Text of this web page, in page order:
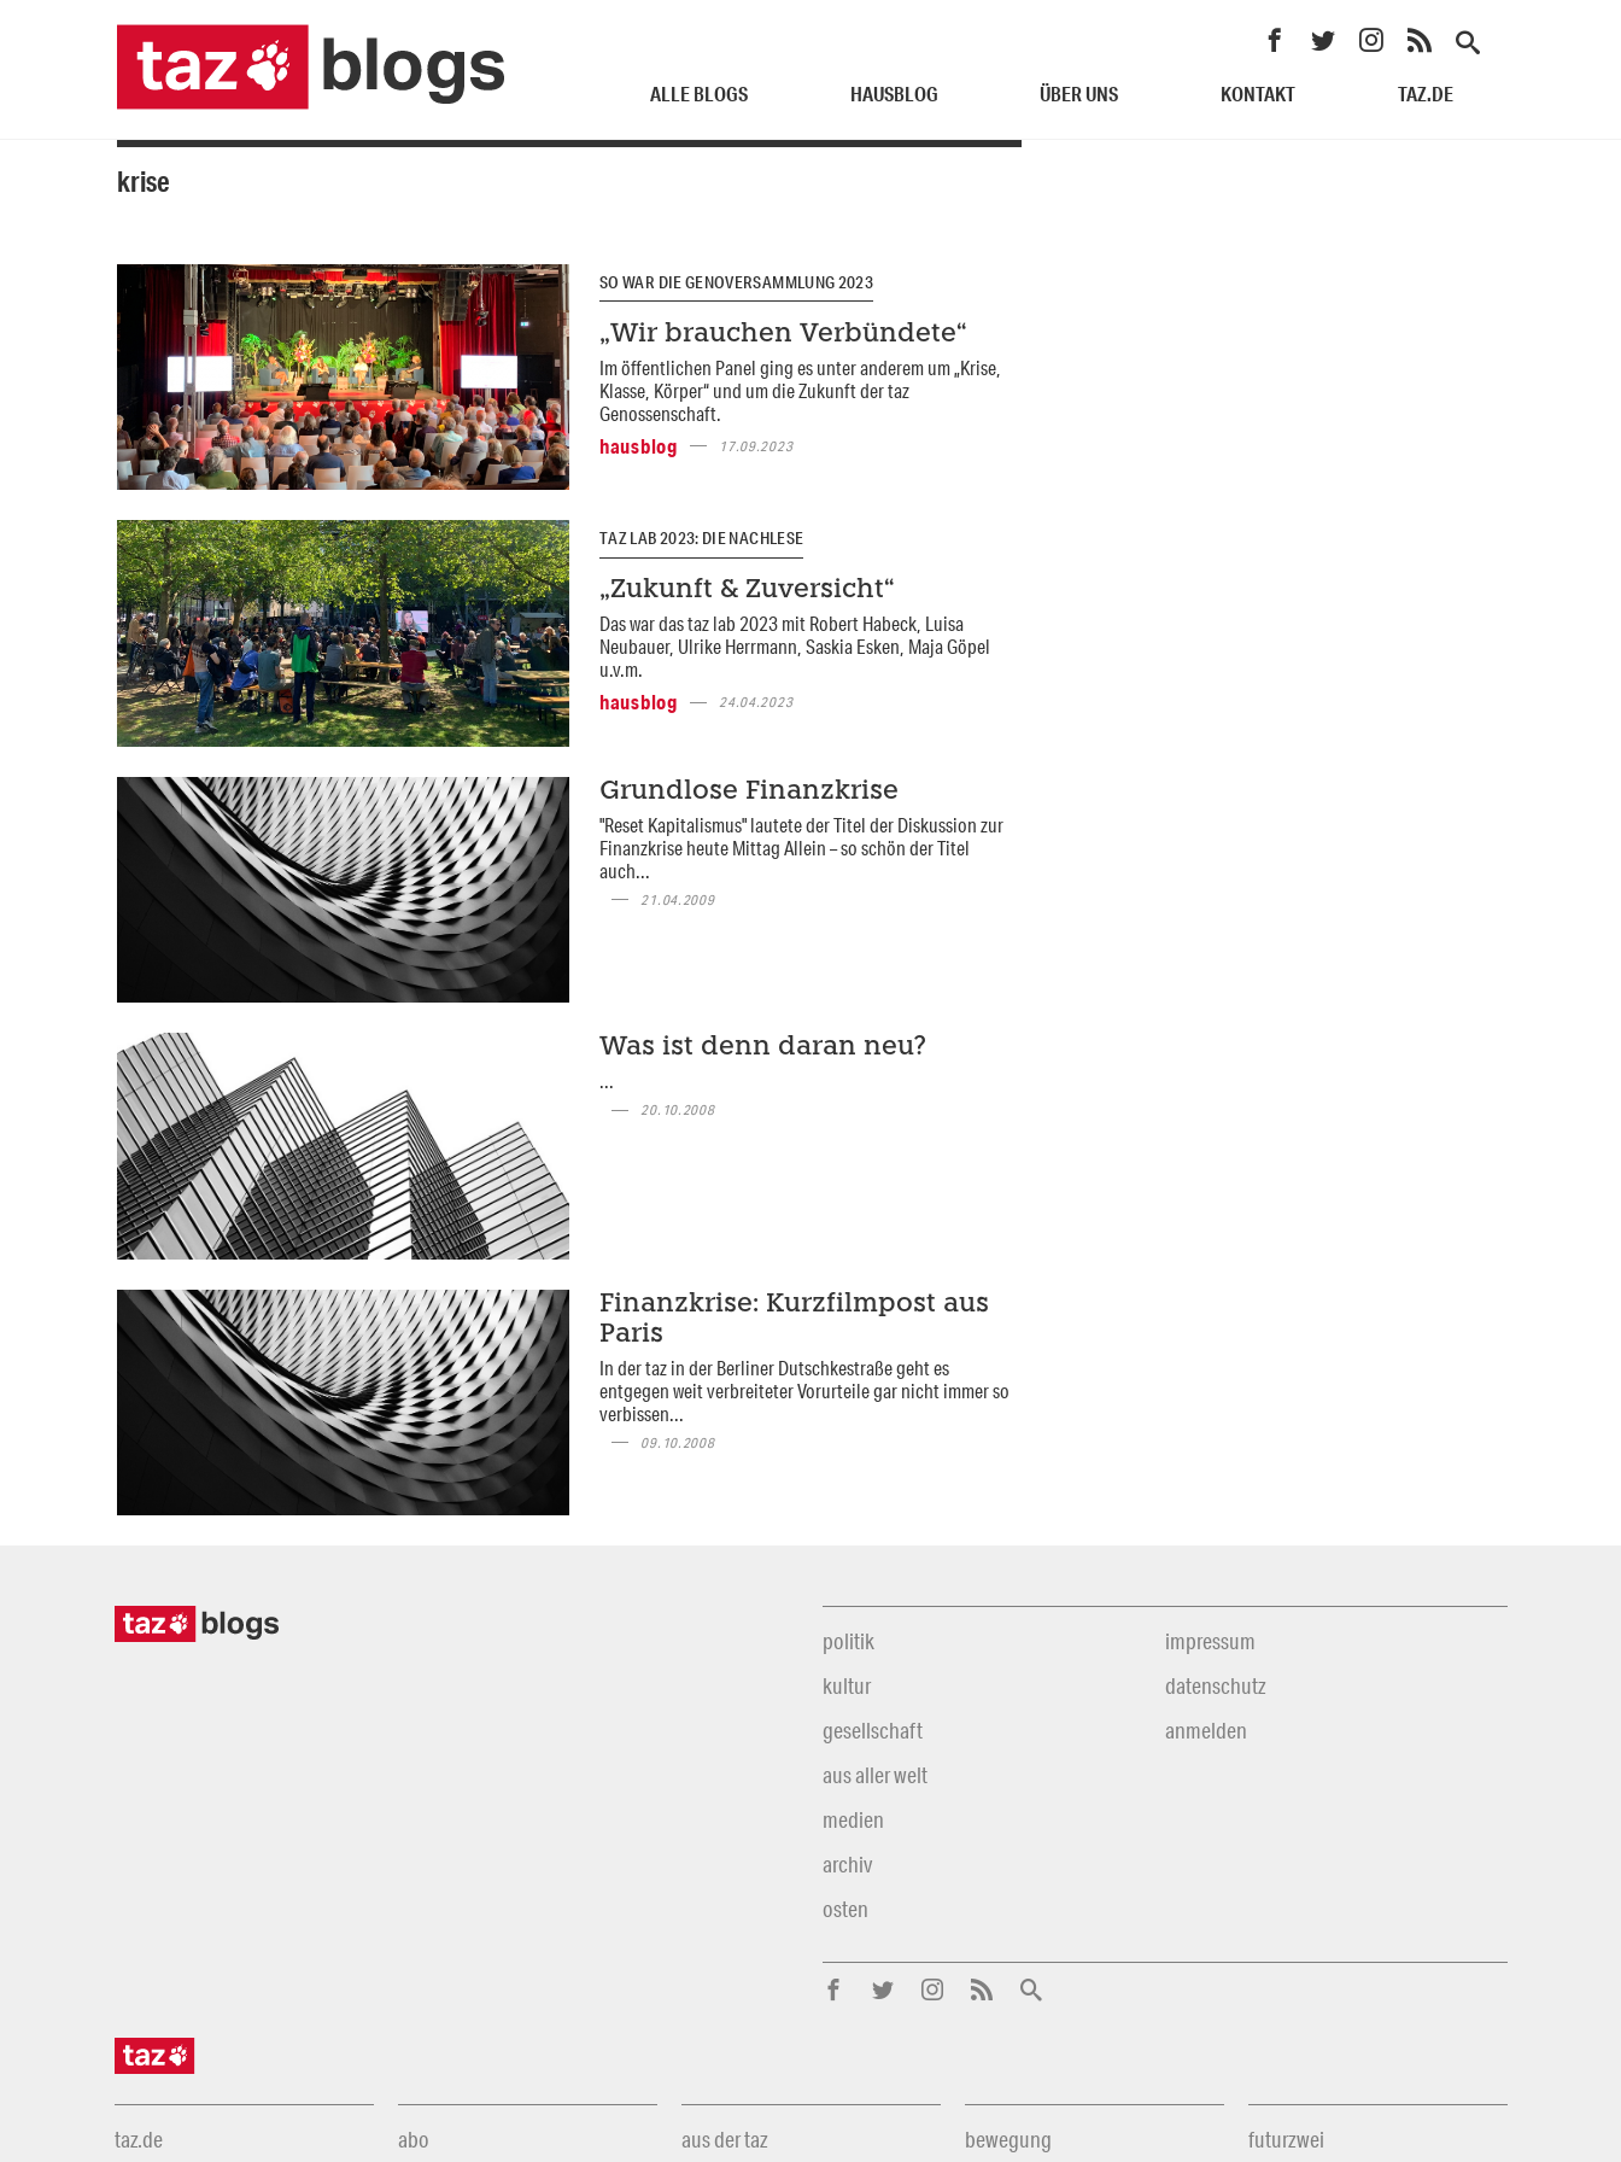
ALLE BLOGS HAUSBLOG ÜBER UNS KONTAKT TAZ.DE
krise
SO WAR DIE GENOVERSAMMLUNG 2023
„Wir brauchen Verbündete“
Im öffentlichen Panel ging es unter anderem um „Krise,
Klasse, Körper“ und um die Zukunft der taz
Genossenschaft.
hausblog
17.09.2023
TAZ LAB 2023: DIE NACHLESE
„Zukunft & Zuversicht“
Das war das taz lab 2023 mit Robert Habeck, Luisa
Neubauer, Ulrike Herrmann, Saskia Esken, Maja Göpel
u.v.m.
hausblog
24.04.2023
Grundlose Finanzkrise
"Reset Kapitalismus" lautete der Titel der Diskussion zur
Finanzkrise heute Mittag Allein – so schön der Titel
auch...
21.04.2009
Was ist denn daran neu?
...
20.10.2008
Finanzkrise: Kurzfilmpost aus
Paris
In der taz in der Berliner Dutschkestraße geht es
entgegen weit verbreiteter Vorurteile gar nicht immer so
verbissen...
09.10.2008
politik
kultur
gesellschaft
aus aller welt
medien
archiv
osten
impressum
datenschutz
anmelden
taz.de abo aus der taz bewegung futurzwei